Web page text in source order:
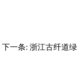
下一条: 浙江古纤道绿